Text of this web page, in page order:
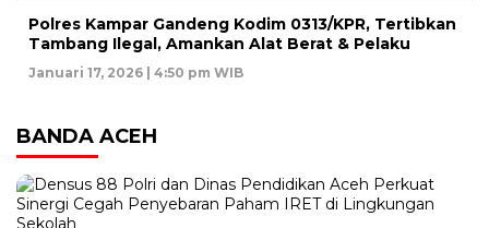
Polres Kampar Gandeng Kodim 0313/KPR, Tertibkan
Tambang Ilegal, Amankan Alat Berat & Pelaku
Januari 17, 2026 | 4:50 pm WIB
BANDA ACEH